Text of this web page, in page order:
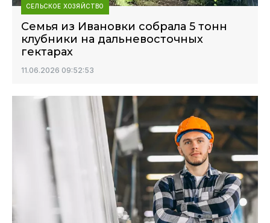
СЕЛЬСКОЕ ХОЗЯЙСТВО
Семья из Ивановки собрала 5 тонн
клубники на дальневосточных
гектарах
11.06.2026 09:52:53